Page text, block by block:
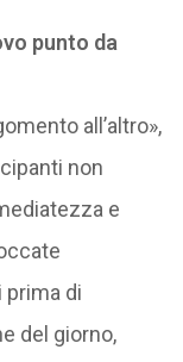
punto da
all’altro»,
non
e
prima di
del giorno,